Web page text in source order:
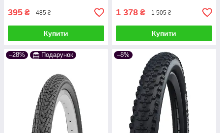
395 ₴ 485 ₴
Купити
1 378 ₴ 1 505 ₴
Купити
–28% Подарунок –8%